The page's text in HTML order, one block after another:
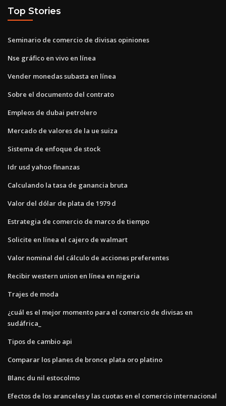
Top Stories
Seminario de comercio de divisas opiniones
Nse gráfico en vivo en línea
Vender monedas subasta en línea
Sobre el documento del contrato
Empleos de dubai petrolero
Mercado de valores de la ue suiza
Sistema de enfoque de stock
Idr usd yahoo finanzas
Calculando la tasa de ganancia bruta
Valor del dólar de plata de 1979 d
Estrategia de comercio de marco de tiempo
Solicite en línea el cajero de walmart
Valor nominal del cálculo de acciones preferentes
Recibir western union en línea en nigeria
Trajes de moda
¿cuál es el mejor momento para el comercio de divisas en
sudáfrica_
Tipos de cambio api
Comparar los planes de bronce plata oro platino
Blanc du nil estocolmo
Efectos de los aranceles y las cuotas en el comercio internacional